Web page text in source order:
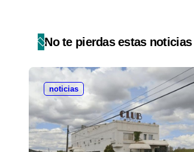
No te pierdas estas noticias
noticias